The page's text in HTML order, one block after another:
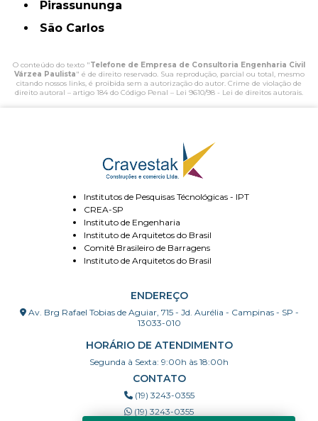
Pirassununga
São Carlos
O conteúdo do texto "Telefone de Empresa de Consultoria Engenharia Civil
Várzea Paulista" é de direito reservado. Sua reprodução, parcial ou total, mesmo
citando nossos links, é proibida sem a autorização do autor. Crime de violação de
direito autoral – artigo 184 do Código Penal – Lei 9610/98 - Lei de direitos autorais.
Institutos de Pesquisas Técnológicas - IPT
CREA-SP
Instituto de Engenharia
Instituto de Arquitetos do Brasil
Comitê Brasileiro de Barragens
Instituto de Arquitetos do Brasil
ENDEREÇO
Av. Brg Rafael Tobias de Aguiar, 715 - Jd. Aurélia - Campinas - SP -
13033-010
HORÁRIO DE ATENDIMENTO
Segunda à Sexta: 9:00h às 18:00h
CONTATO
(19) 3243-0355
(19) 3243-0355